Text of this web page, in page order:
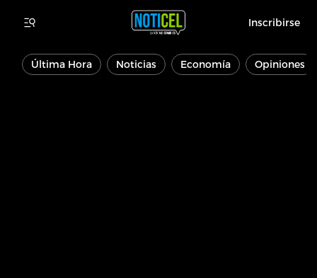
Inscribirse
Última Hora Noticias Economía Opiniones